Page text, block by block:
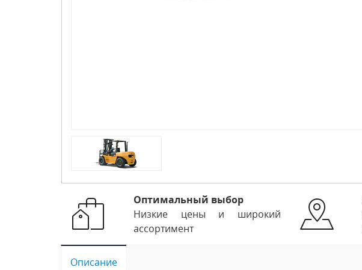
Оптимальный выбор
Низкие цены и широкий
ассортимент
Описание